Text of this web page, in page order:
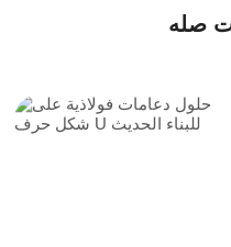
صله